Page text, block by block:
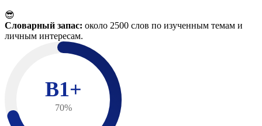
😎
Словарный запас: около 2500 слов по изученным темам и
личным интересам.
B1+
70%